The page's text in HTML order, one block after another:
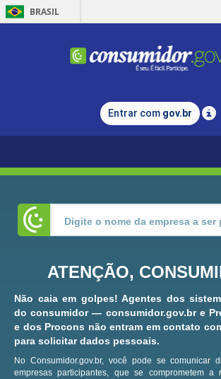
BRASIL
Entrar com gov.br
ATENÇÃO,
Não caia em golpes! Agentes dos
do consumidor — consumidor.gov.br e
e dos Procons não entram em contato
para solicitar dados pessoais.
No Consumidor.gov.br, você pode se comunicar
empresas participantes, que se comprometem a